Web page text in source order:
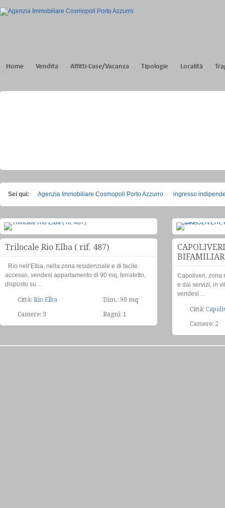
Home Vendita Affitti-Case/Vacanza Tipologie Località
Sei qui: Agenzia Immobiliare Cosmopoli Porto Azzurro ingresso
Appartamento trilocale
€160.000
Trilocale Rio Elba ( rif. 487)
Rio nell’Elba, nella zona residenziale e di facile
accesso, vendesi appartamento di 90 mq, terratetto,
disposto su…
Città: Rio Elba Dim.: 90 mq
Camere: 3 Bagni: 1
Capoliveri, zona
e dai servizi, in
vendesi…
Città:
Camere: 2